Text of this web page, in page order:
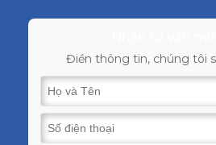
Điền thông tin, chúng tôi